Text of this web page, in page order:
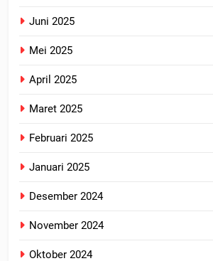
Juni 2025
Mei 2025
April 2025
Maret 2025
Februari 2025
Januari 2025
Desember 2024
November 2024
Oktober 2024